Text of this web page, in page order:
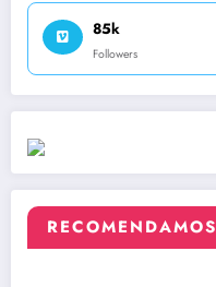
85k
Followers
RECOMENDAMOS